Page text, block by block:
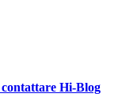
Hi-Blog